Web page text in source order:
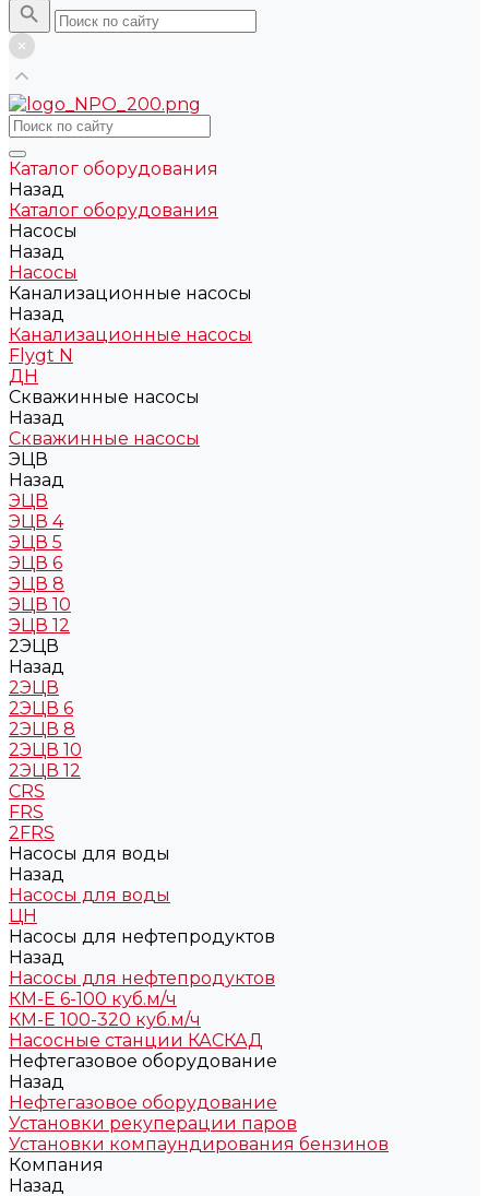
Каталог оборудования
Назад
Каталог оборудования
Насосы
Назад
Насосы
Канализационные насосы
Назад
Канализационные насосы
Flygt N
ДН
Скважинные насосы
Назад
Скважинные насосы
ЭЦВ
Назад
ЭЦВ
ЭЦВ 4
ЭЦВ 5
ЭЦВ 6
ЭЦВ 8
ЭЦВ 10
ЭЦВ 12
2ЭЦВ
Назад
2ЭЦВ
2ЭЦВ 6
2ЭЦВ 8
2ЭЦВ 10
2ЭЦВ 12
CRS
FRS
2FRS
Насосы для воды
Назад
Насосы для воды
ЦН
Насосы для нефтепродуктов
Назад
Насосы для нефтепродуктов
КМ-Е 6-100 куб.м/ч
КМ-Е 100-320 куб.м/ч
Насосные станции КАСКАД
Нефтегазовое оборудование
Назад
Нефтегазовое оборудование
Установки рекуперации паров
Установки компаундирования бензинов
Компания
Назад